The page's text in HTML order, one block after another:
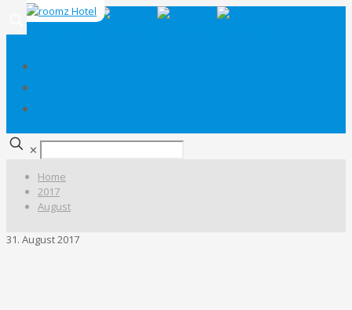
✕
Home
2017
August
31. August 2017